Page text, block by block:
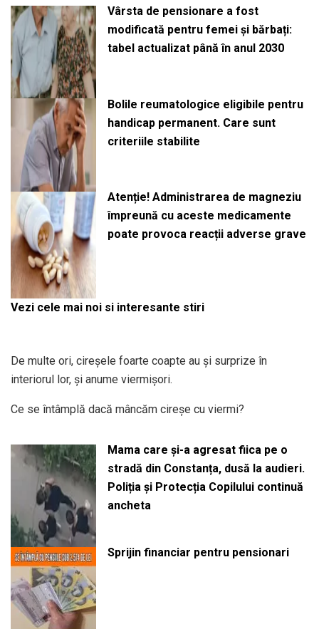
Vârsta de pensionare a fost
modificată pentru femei și bărbați:
tabel actualizat până în anul 2030
Bolile reumatologice eligibile pentru
handicap permanent. Care sunt
criteriile stabilite
Atenție! Administrarea de magneziu
împreună cu aceste medicamente
poate provoca reacții adverse grave
Vezi cele mai noi si interesante stiri
De multe ori, cireșele foarte coapte au și surprize în
interiorul lor, și anume viermișori.
Ce se întâmplă dacă mâncăm cireșe cu viermi?
Mama care și-a agresat fiica pe o
stradă din Constanța, dusă la audieri.
Poliția și Protecția Copilului continuă
ancheta
Sprijin financiar pentru pensionari